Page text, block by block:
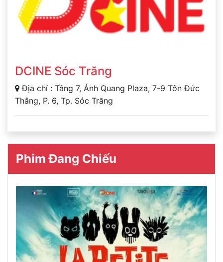
DCINE Sóc Trăng
Địa chỉ : Tầng 7, Ánh Quang Plaza, 7-9 Tôn Đức
Thắng, P. 6, Tp. Sóc Trăng
Phim Đang Chiếu